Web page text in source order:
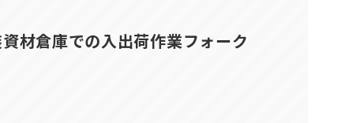
材倉庫での入出荷作業フォーク